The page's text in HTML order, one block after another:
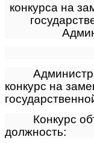
конкурса на
конкурс на
Конкурс
должность: